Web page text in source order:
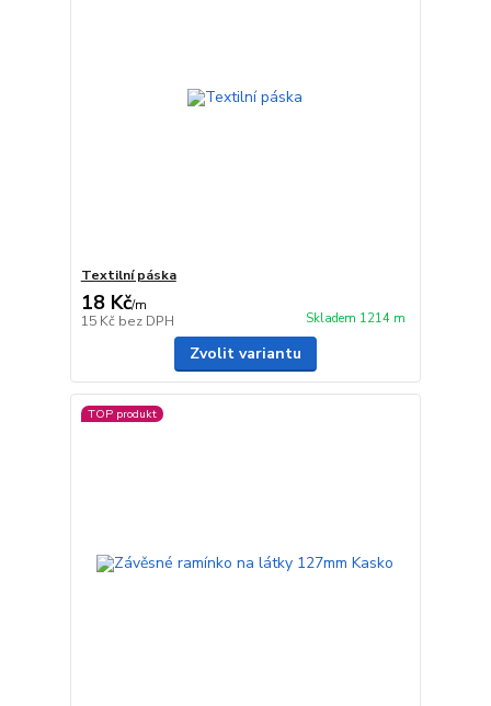
Textilní páska
18 Kč/m
15 Kč bez DPH Skladem 1214 m
Zvolit variantu
TOP produkt